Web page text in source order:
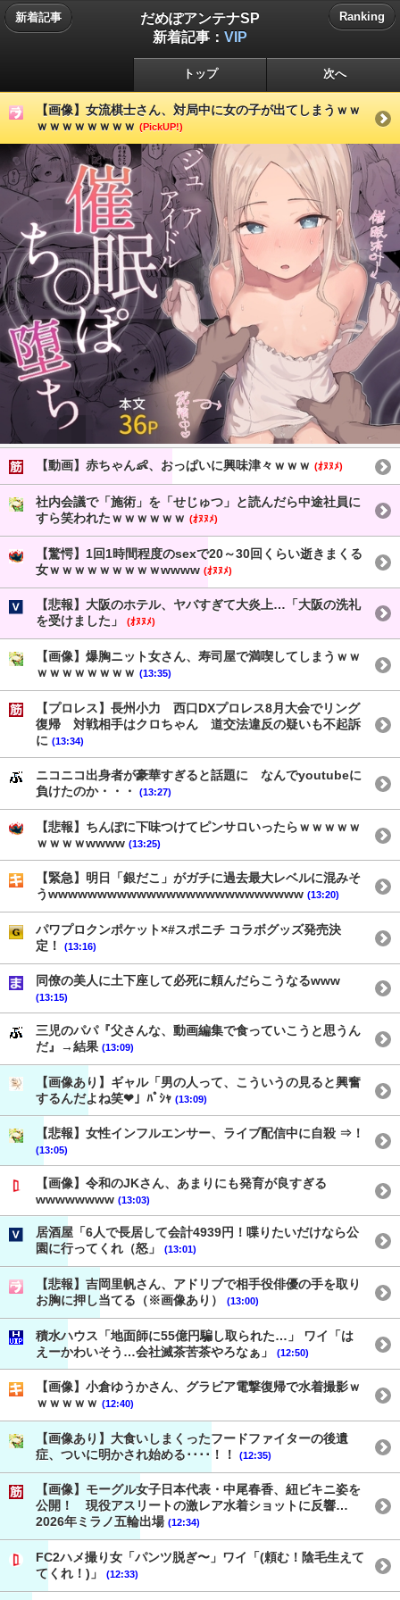
新着記事
だめぽアンテナSP
新着記事： VIP
Ranking
トップ 次へ
【画像】女流棋士さん、対局中に女の子が出てしまうｗｗ
ｗｗｗｗｗｗｗｗ (PickUP!)
【動画】赤ちゃん👶、おっぱいに興味津々ｗｗｗ (ｵﾇﾇﾒ)
社内会議で「施術」を「せじゅつ」と読んだら中途社員に
すら笑われたｗｗｗｗｗｗ (ｵﾇﾇﾒ)
【驚愕】1回1時間程度のsexで20～30回くらい逝きまくる
女ｗｗｗｗｗｗｗｗｗwwww (ｵﾇﾇﾒ)
【悲報】大阪のホテル、ヤバすぎて大炎上…「大阪の洗礼
を受けました」
(ｵﾇﾇﾒ)
【画像】爆胸ニット女さん、寿司屋で満喫してしまうｗｗ
ｗｗｗｗｗｗｗｗ (13:35)
【プロレス】長州小力 西口DXプロレス8月大会でリング
復帰 対戦相手はクロちゃん 道交法違反の疑いも不起訴
に (13:34)
ニコニコ出身者が豪華すぎると話題に なんでyoutubeに
負けたのか・・・
(13:27)
【悲報】ちんぽに下味つけてピンサロいったらｗｗｗｗｗ
ｗｗｗｗwwww (13:25)
【緊急】明日「銀だこ」がガチに過去最大レベルに混みそ
うwwwwwwwwwwwwwwwwwwwwwwwwww (13:20)
パワプロクンポケット×#スポニチ コラボグッズ発売決
定！
(13:16)
同僚の美人に土下座して必死に頼んだらこうなるwww
(13:15)
三児のパパ『父さんな、動画編集で食っていこうと思うん
だ』→結果 (13:09)
【画像あり】ギャル「男の人って、こういうの見ると興奮
するんだよね笑❤」ﾊﾟｼｬ (13:09)
【悲報】女性インフルエンサー、ライブ配信中に自殺 ⇒！
(13:05)
【画像】令和のJKさん、あまりにも発育が良すぎる
wwwwwwww (13:03)
居酒屋「6人で長居して会計4939円！喋りたいだけなら公
園に行ってくれ（怒」
(13:01)
【悲報】吉岡里帆さん、アドリブで相手役俳優の手を取り
お胸に押し当てる（※画像あり）
(13:00)
積水ハウス「地面師に55億円騙し取られた…」 ワイ「は
えーかわいそう…会社滅茶苦茶やろなぁ」
(12:50)
【画像】小倉ゆうかさん、グラビア電撃復帰で水着撮影ｗ
ｗｗｗｗｗ (12:40)
【画像あり】大食いしまくったフードファイターの後遺
症、ついに明かされ始める････！！
(12:35)
【画像】モーグル女子日本代表・中尾春香、紐ビキニ姿を
公開！ 現役アスリートの激レア水着ショットに反響…
2026年ミラノ五輪出場 (12:34)
FC2ハメ撮り女「パンツ脱ぎ〜」ワイ「(頼む！陰毛生えて
てくれ！)」
(12:33)